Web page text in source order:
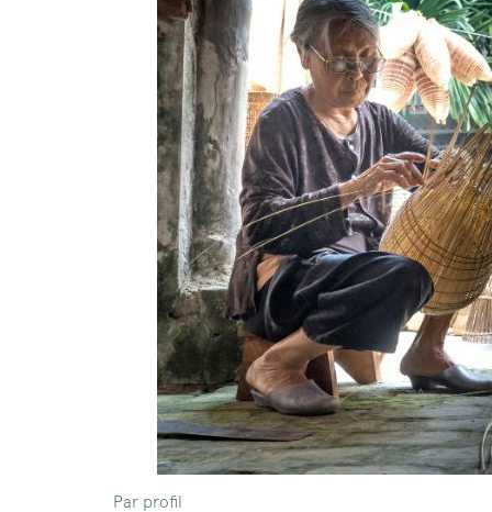
Par profil